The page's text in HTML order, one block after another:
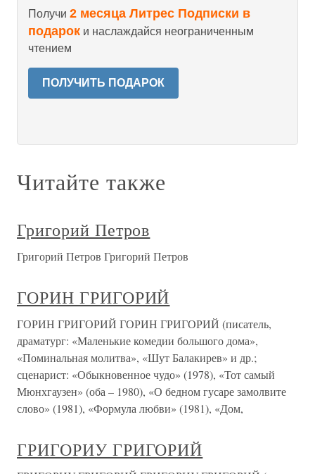
Получи 2 месяца Литрес Подписки в
подарок и наслаждайся неограниченным
чтением
ПОЛУЧИТЬ ПОДАРОК
Читайте также
Григорий Петров
Григорий Петров Григорий Петров
ГОРИН ГРИГОРИЙ
ГОРИН ГРИГОРИЙ ГОРИН ГРИГОРИЙ (писатель,
драматург: «Маленькие комедии большого дома»,
«Поминальная молитва», «Шут Балакирев» и др.;
сценарист: «Обыкновенное чудо» (1978), «Тот самый
Мюнхгаузен» (оба – 1980), «О бедном гусаре замолвите
слово» (1981), «Формула любви» (1981), «Дом,
ГРИГОРИУ ГРИГОРИЙ